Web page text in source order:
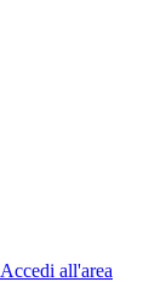
Accedi all'area